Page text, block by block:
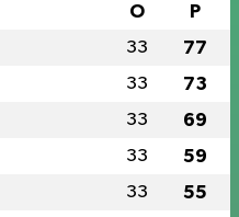
O P
33 77
33 73
33 69
33 59
33 55